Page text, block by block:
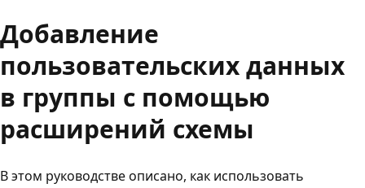
Добавление
пользовательских данных
в группы с помощью
расширений схемы
В этом руководстве описано, как использовать